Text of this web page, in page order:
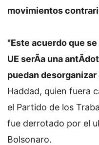
movimientos
"Este acuerdo que
UE serÃ­a una
puedan desorganizar
Haddad, quien fuera
el Partido de los
fue derrotado por el
Bolsonaro.